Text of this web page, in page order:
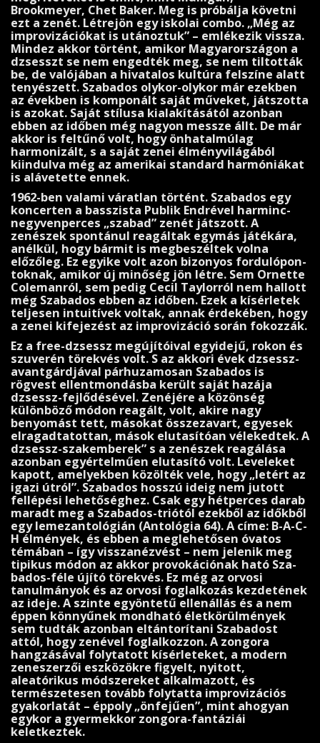
Brookmeyer, Chet Baker. Meg is próbálja követni
ezt a zenét. Létrejön egy isko­lai combo. „Még az
improvizációkat is utánoztuk” – emlékezik vissza.
Mindez akkor történt, ami­kor Magyarországon a
dzsesszt se nem en­gedték meg, se nem tiltották
be, de valójában a hivatalos kultúra felszí­ne alatt
tenyészett. Szabados olykor-olykor már ezekben
az években is komponált saját műveket, játszotta
is azo­kat. Saját stílusa kialakításától azonban
ebben az időben még nagyon messze állt. De már
akkor is feltűnő volt, hogy önhatalmúlag
harmonizált, s a saját zenei élményvilá­gából
kiindulva még az amerikai standard harmóniákat
is alávetette ennek.
1962-ben valami váratlan történt. Szabados egy
koncerten a basszista Publik Endrével harminc-
negyvenperces „szabad” zenét játszott. A
zenészek spontánul reagáltak egymás játékára,
anélkül, hogy bármit is megbeszéltek volna
előzőleg. Ez egyike volt azon bizonyos fordulópon­
toknak, amikor új minőség jön létre. Sem Ornette
Colemanról, sem pedig Cecil Taylorról nem hallott
még Szabados ebben az időben. Ezek a kísérletek
teljesen intuitívek voltak, annak érdekében, hogy
a zenei kifejezést az imp­rovizáció során fokozzák.
Ez a free-dzsessz megújítóival egyidejű, rokon és
szuverén törekvés volt. S az akkori évek dzsessz-
avantgárdjával párhuzamosan Szabados is
rögvest ellentmondásba került saját hazája
dzsessz-fejlődésével. Zenéjére a közönség
különböző módon reagált, volt, akire nagy
benyomást tett, másokat összezavart, egyesek
elragadtatottan, mások elutasítóan vélekedtek. A
dzsessz-szak­emberek” s a zenészek reagá­lása
azonban egyértelműen elutasító volt. Leve­leket
ka­pott, amelyekben közölték vele, hogy „letért az
igazi útról”. Szabados hosszú ideig nem jutott
fellépési lehetőséghez. Csak egy hétperces darab
maradt meg a Szabados-triótól ezekből az időkből
egy lemezantológi­án (Antológia 64). A címe: B-A-C-
H élmények, és ebben a meglehetősen óvatos
témában – így visszanézvést – nem je­lenik meg
tipikus módon az akkor provokációnak ható Sza­
bados-féle újító törekvés. Ez még az orvosi
tanulmányok és az orvosi foglalkozás kezdetének
az ideje. A szinte egyöntetű ellenállás és a nem
éppen könnyűnek mondható életkörülmények
sem tudták azonban eltántorítani Szaba­dost
attól, hogy zenével foglalkozzon. A zongora
hangzásával folytatott kí­sérleteket, a modern
zene­szerzői eszközökre figyelt, nyitott,
aleatórikus módsze­reket alkalmazott, és
természetesen tovább folytatta imp­rovizációs
gyakorlatát – éppoly „önfejűen”, mint ahogyan
egykor a gyermekkor zongora-fantáziái
keletkeztek.